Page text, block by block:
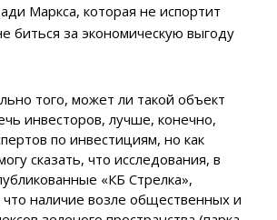
Маркса, которая не испортит
биться за экономическую выгоду
того, может ли такой объект
инвесторов, лучше, конечно,
по инвестициям, но как
сказать, что исследования, в
«КБ Стрелка»,
наличие возле общественных и